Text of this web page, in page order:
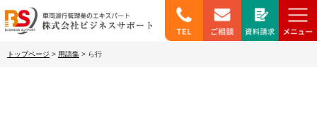
トップページ > 用語集 > ら行